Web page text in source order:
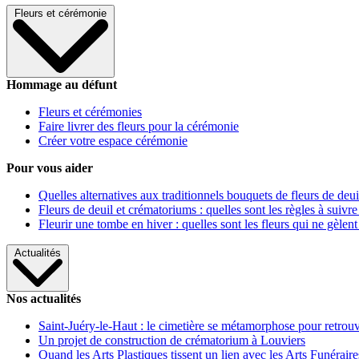
Fleurs et cérémonie
Hommage au défunt
Fleurs et cérémonies
Faire livrer des fleurs pour la cérémonie
Créer votre espace cérémonie
Pour vous aider
Quelles alternatives aux traditionnels bouquets de fleurs de
Fleurs de deuil et crématoriums : quelles sont les règles à
Fleurir une tombe en hiver : quelles sont les fleurs qui ne gèlent
Actualités
Nos actualités
Saint-Juéry-le-Haut : le cimetière se métamorphose pour
Un projet de construction de crématorium à Louviers
Quand les Arts Plastiques tissent un lien avec les Arts